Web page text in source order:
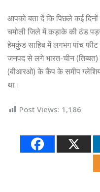
आपको बता दें कि पिछले कई दिनों
चमोली जिले में कड़ाके की ठंड
हेमकुंड साहिब में लगभग पांच फीट
जनपद से लगे भारत-चीन
(बीआरओ) के कैंप के समीप
था।
Post Views: 1,186